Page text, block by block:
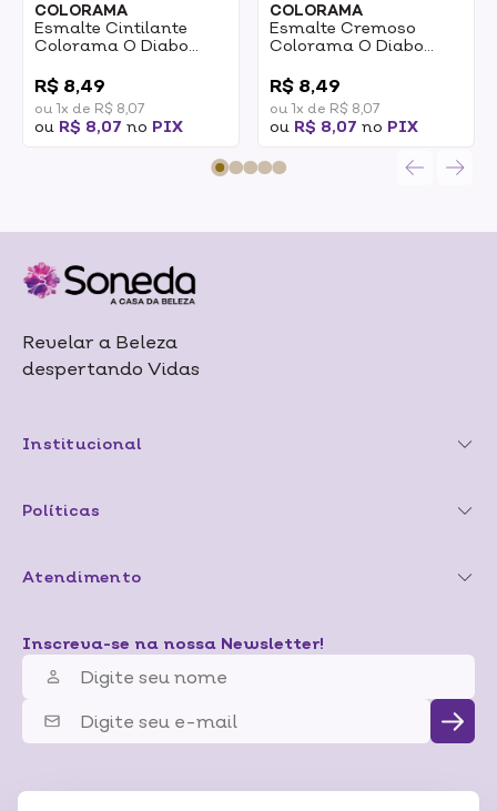
COLORAMA
Esmalte Cintilante
Colorama O Diabo
Prata 8ml
R$ 8,49
ou 1x de R$ 8,07
ou R$ 8,07 no PIX
COLORAMA
Esmalte Cremoso
Colorama O Diabo
Luxo 8ml
R$ 8,49
ou 1x de R$ 8,07
ou R$ 8,07 no PIX
Revelar a Beleza
despertando Vidas
Institucional
Políticas
Atendimento
Inscreva-se na nossa Newsletter!